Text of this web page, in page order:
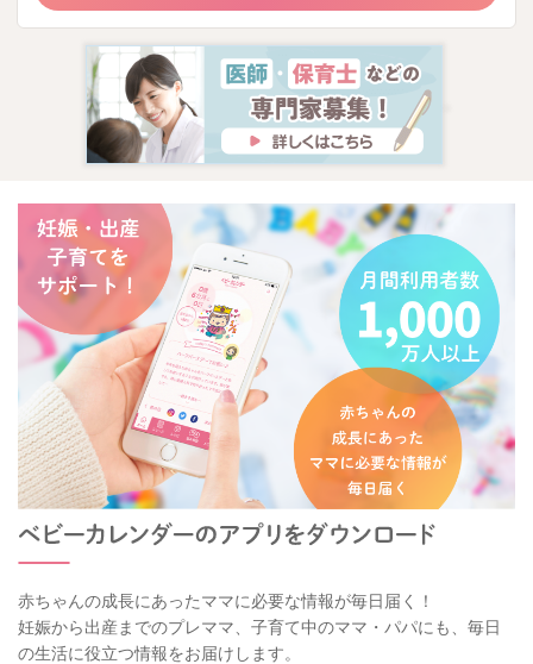
赤ちゃんの成長にあったママに必要な情報が毎日届く！
妊娠から出産までのプレママ、子育て中のママ・パパにも、毎日
の生活に役立つ情報をお届けします。